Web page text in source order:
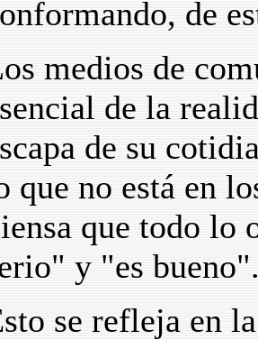
de
medios de
de la
de su
que no está en
que todo lo
y "es
se refleja en